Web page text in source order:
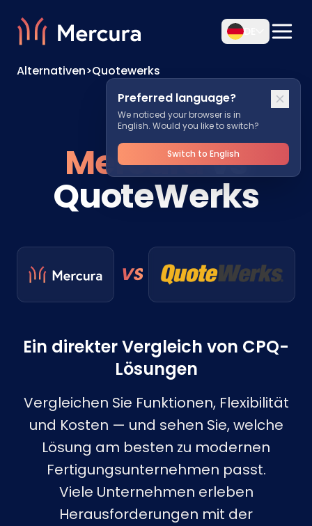
Preferred language?
We noticed your browser is in
English. Would you like to switch?
Switch to English
Alternativen>Quotewerks
Mercuravs
QuoteWerks
VS
Ein direkter Vergleich von CPQ-
Lösungen
Vergleichen Sie Funktionen, Flexibilität
und Kosten — und sehen Sie, welche
Lösung am besten zu modernen
Fertigungsunternehmen passt.
Viele Unternehmen erleben
Herausforderungen mit der